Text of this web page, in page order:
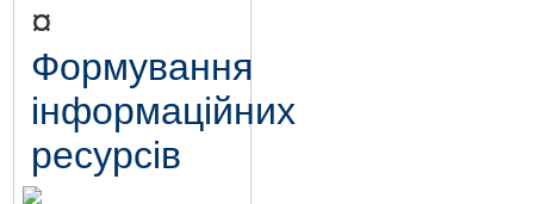
¤
Формування
інформаційних
ресурсів